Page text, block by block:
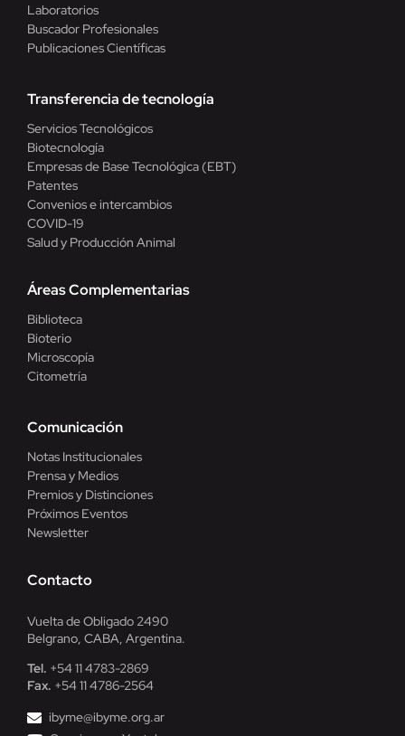
Laboratorios
Buscador Profesionales
Publicaciones Científicas
Transferencia de tecnología
Servicios Tecnológicos
Biotecnología
Empresas de Base Tecnológica (EBT)
Patentes
Convenios e intercambios
COVID-19
Salud y Producción Animal
Áreas Complementarias
Biblioteca
Bioterio
Microscopía
Citometría
Comunicación
Notas Institucionales
Prensa y Medios
Premios y Distinciones
Próximos Eventos
Newsletter
Contacto
Vuelta de Obligado 2490
Belgrano, CABA, Argentina.
Tel. +54 11 4783-2869
Fax. +54 11 4786-2564
ibyme@ibyme.org.ar